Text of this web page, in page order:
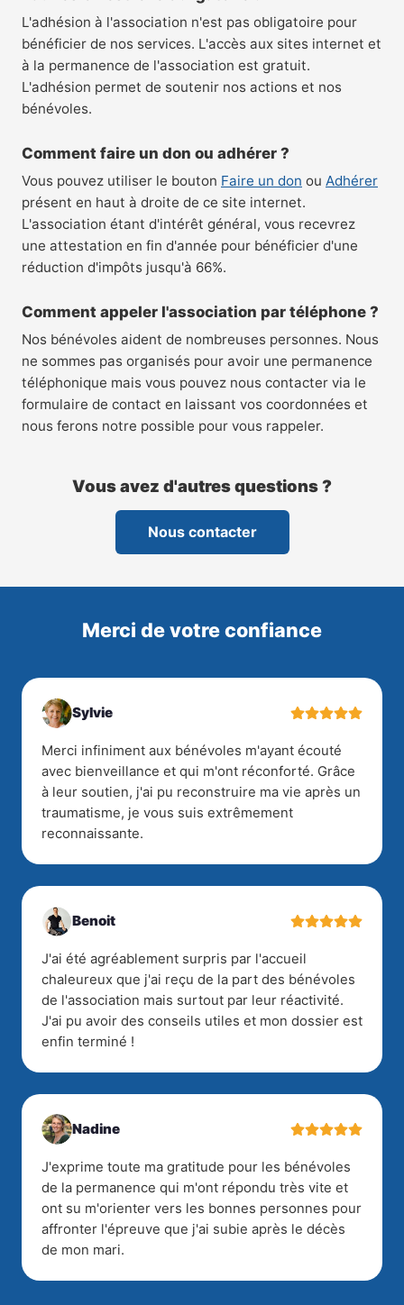
L'adhésion à l'association n'est pas obligatoire pour
bénéficier de nos services. L'accès aux sites internet et
à la permanence de l'association est gratuit.
L'adhésion permet de soutenir nos actions et nos
bénévoles.
Comment faire un don ou adhérer ?
Vous pouvez utiliser le bouton Faire un don ou Adhérer
présent en haut à droite de ce site internet.
L'association étant d'intérêt général, vous recevrez
une attestation en fin d'année pour bénéficier d'une
réduction d'impôts jusqu'à 66%.
Comment appeler l'association par téléphone ?
Nos bénévoles aident de nombreuses personnes. Nous
ne sommes pas organisés pour avoir une permanence
téléphonique mais vous pouvez nous contacter via le
formulaire de contact en laissant vos coordonnées et
nous ferons notre possible pour vous rappeler.
Vous avez d'autres questions ?
Nous contacter
Merci de votre confiance
Sylvie
Merci infiniment aux bénévoles m'ayant écouté
avec bienveillance et qui m'ont réconforté. Grâce
à leur soutien, j'ai pu reconstruire ma vie après un
traumatisme, je vous suis extrêmement
reconnaissante.
Benoit
J'ai été agréablement surpris par l'accueil
chaleureux que j'ai reçu de la part des bénévoles
de l'association mais surtout par leur réactivité.
J'ai pu avoir des conseils utiles et mon dossier est
enfin terminé !
Nadine
J'exprime toute ma gratitude pour les bénévoles
de la permanence qui m'ont répondu très vite et
ont su m'orienter vers les bonnes personnes pour
affronter l'épreuve que j'ai subie après le décès
de mon mari.